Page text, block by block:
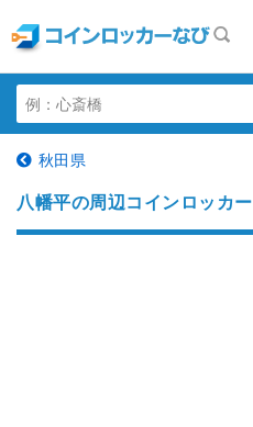
秋田県
八幡平の周辺コインロッカー